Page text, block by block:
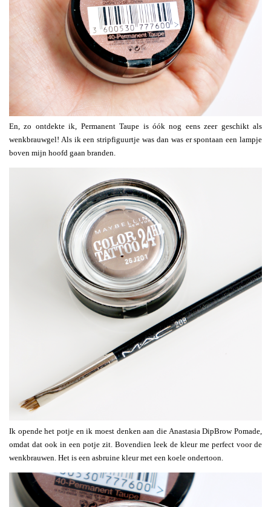
En, zo ontdekte ik, Permanent Taupe is óók nog eens zeer geschikt als
wenkbrauwgel! Als ik een stripfiguurtje was dan was er spontaan een lampje
boven mijn hoofd gaan branden.
Ik opende het potje en ik moest denken aan die Anastasia DipBrow Pomade,
omdat dat ook in een potje zit. Bovendien leek de kleur me perfect voor de
wenkbrauwen. Het is een asbruine kleur met een koele ondertoon.